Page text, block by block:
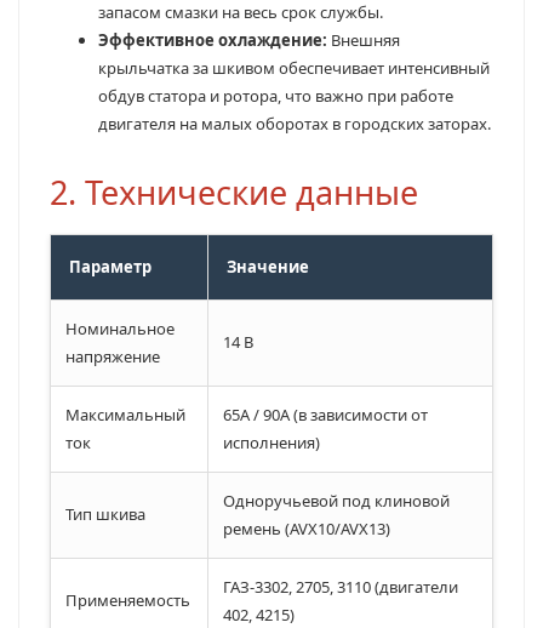
запасом смазки на весь срок службы.
Эффективное охлаждение: Внешняя
крыльчатка за шкивом обеспечивает интенсивный
обдув статора и ротора, что важно при работе
двигателя на малых оборотах в городских заторах.
2. Технические данные
Параметр Значение
Номинальное
напряжение
14 В
Максимальный
ток
65А / 90А (в зависимости от
исполнения)
Тип шкива
Одноручьевой под клиновой
ремень (AVX10/AVX13)
Применяемость
ГАЗ-3302, 2705, 3110 (двигатели
402, 4215)